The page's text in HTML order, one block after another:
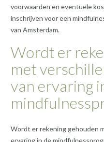
voorwaarden en eventuele
inschrijven voor een
van Amsterdam.
Wordt er
met
van ervaring
Wordt er rekening gehouden